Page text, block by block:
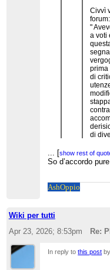
Civvì
forum:
"
a voti
prima
di
di
fra la
da
Premetto
[show rest of
So d’accordo
AshOppio
Wiki per tutti
Apr 23, 2026; 8:53pm
Re:
In reply tothis post